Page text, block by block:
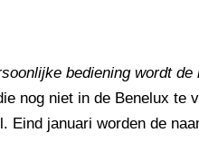
bediening wordt
nog niet in de Benelux te
Eind januari worden de